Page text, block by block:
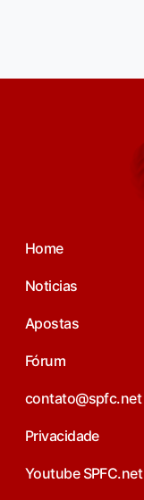
Home
Noticias
Apostas
Fórum
contato@spfc.net
Privacidade
Youtube SPFC.net